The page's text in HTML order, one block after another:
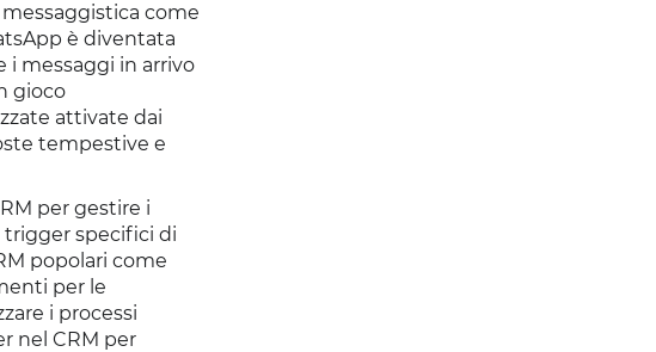
come
è diventata
i messaggi in arrivo
gioco
attivate dai
tempestive e
per gestire i
trigger specifici di
popolari come
per le
i processi
nel CRM per